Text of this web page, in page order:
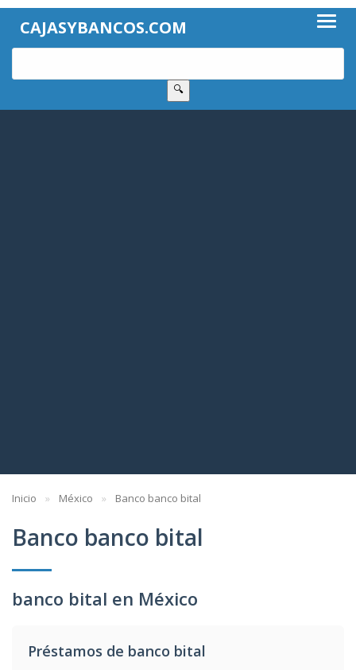
CAJASYBANCOS.COM
🔍
Inicio México Banco banco bital
Banco banco bital
banco bital en México
Préstamos de banco bital